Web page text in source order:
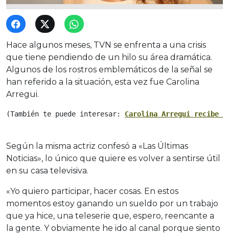
Hace algunos meses, TVN se enfrenta a una crisis
que tiene pendiendo de un hilo su área dramática.
Algunos de los rostros emblemáticos de la señal se
han referido a la situación, esta vez fue Carolina
Arregui.
(También te puede interesar: Carolina Arregui recibe
Según la misma actriz confesó a «Las Últimas
Noticias», lo único que quiere es volver a sentirse útil
en su casa televisiva.
«Yo quiero participar, hacer cosas. En estos
momentos estoy ganando un sueldo por un trabajo
que ya hice, una teleserie que, espero, reencante a
la gente. Y obviamente he ido al canal porque siento